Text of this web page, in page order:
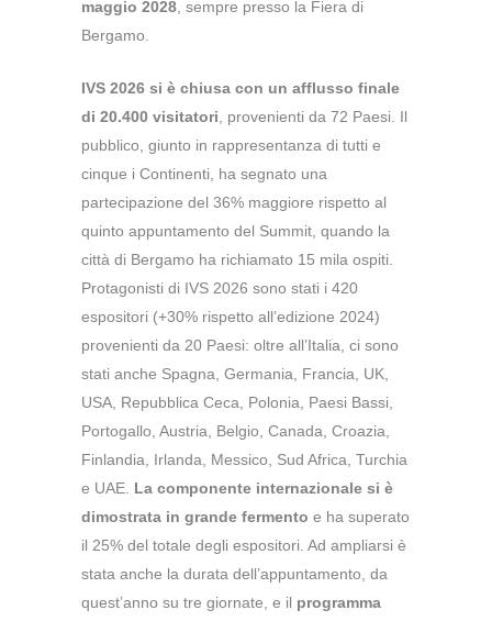
maggio 2028, sempre presso la Fiera di
Bergamo.
IVS 2026 si è chiusa con un afflusso finale
di 20.400 visitatori, provenienti da 72 Paesi. Il
pubblico, giunto in rappresentanza di tutti e
cinque i Continenti, ha segnato una
partecipazione del 36% maggiore rispetto al
quinto appuntamento del Summit, quando la
città di Bergamo ha richiamato 15 mila ospiti.
Protagonisti di IVS 2026 sono stati i 420
espositori (+30% rispetto all’edizione 2024)
provenienti da 20 Paesi: oltre all’Italia, ci sono
stati anche Spagna, Germania, Francia, UK,
USA, Repubblica Ceca, Polonia, Paesi Bassi,
Portogallo, Austria, Belgio, Canada, Croazia,
Finlandia, Irlanda, Messico, Sud Africa, Turchia
e UAE. La componente internazionale si è
dimostrata in grande fermento e ha superato
il 25% del totale degli espositori. Ad ampliarsi è
stata anche la durata dell’appuntamento, da
quest’anno su tre giornate, e il programma